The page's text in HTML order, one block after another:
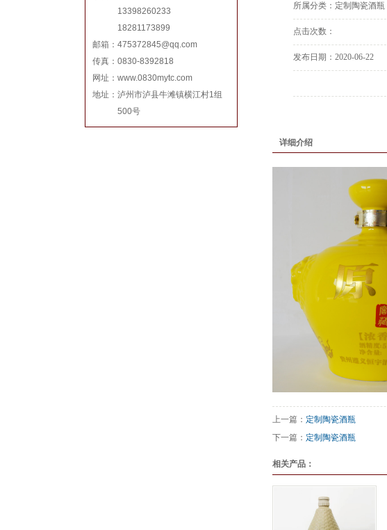
13398260233
18281173899
邮箱： 475372845@qq.com
传真：0830-8392818
网址：www.0830mytc.com
地址：泸州市泸县牛滩镇横江村1组
500号
所属分类： 定制陶瓷酒瓶
点击次数：
发布日期： 2020-06-22
详细介绍
上一篇： 定制陶瓷酒瓶
下一篇： 定制陶瓷酒瓶
相关产品：